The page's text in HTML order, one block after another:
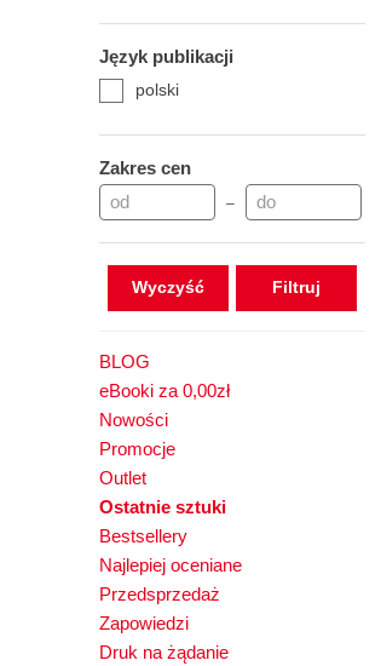
Język publikacji
polski
Zakres cen
–
Wyczyść
BLOG
eBooki za 0,00zł
Nowości
Promocje
Outlet
Ostatnie sztuki
Bestsellery
Najlepiej oceniane
Przedsprzedaż
Zapowiedzi
Druk na żądanie